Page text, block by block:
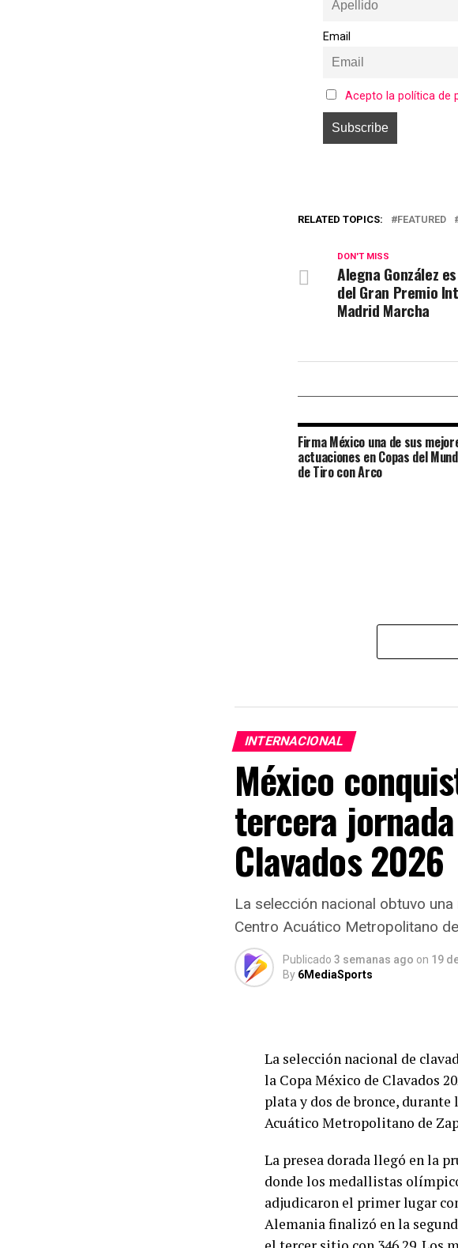
Email
Acepto la política de
RELATED TOPICS: FEATURED
DON'T MISS
Alegna González
del Gran Premio
Madrid Marcha
Firma México una de sus
actuaciones en Copas del
de Tiro con Arco
INTERNACIONAL
México
tercera
Clavados 2026
La selección nacional obtuvo
Centro Acuático Metropolitano
Publicado 3 semanas ago on 19
By 6MediaSports
La selección nacional de
la Copa México de Clavados
plata y dos de bronce,
Acuático Metropolitano de
La presea dorada llegó en la
donde los medallistas
adjudicaron el primer lugar
Alemania finalizó en la